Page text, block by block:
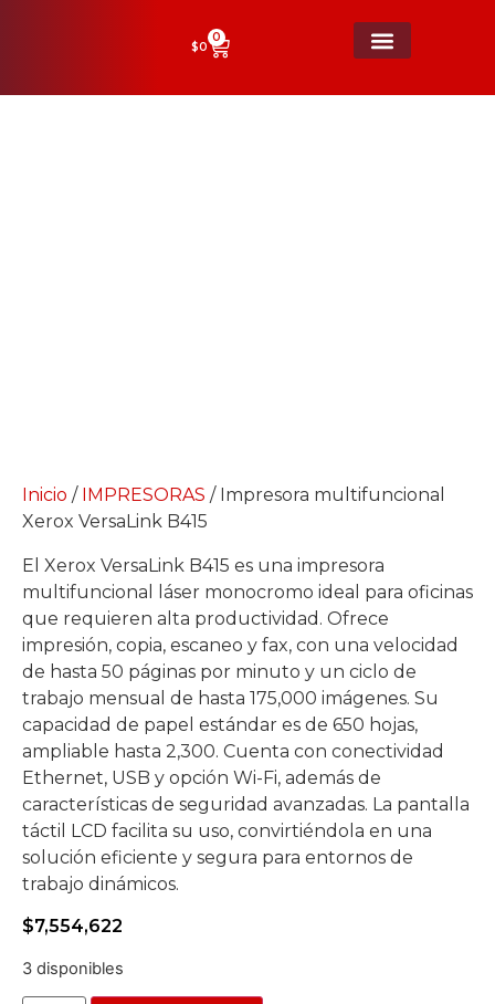
$0
0
Inicio / IMPRESORAS / Impresora multifuncional
Xerox VersaLink B415
El Xerox VersaLink B415 es una impresora
multifuncional láser monocromo ideal para oficinas
que requieren alta productividad. Ofrece
impresión, copia, escaneo y fax, con una velocidad
de hasta 50 páginas por minuto y un ciclo de
trabajo mensual de hasta 175,000 imágenes. Su
capacidad de papel estándar es de 650 hojas,
ampliable hasta 2,300. Cuenta con conectividad
Ethernet, USB y opción Wi-Fi, además de
características de seguridad avanzadas. La pantalla
táctil LCD facilita su uso, convirtiéndola en una
solución eficiente y segura para entornos de
trabajo dinámicos.
$7,554,622
3 disponibles